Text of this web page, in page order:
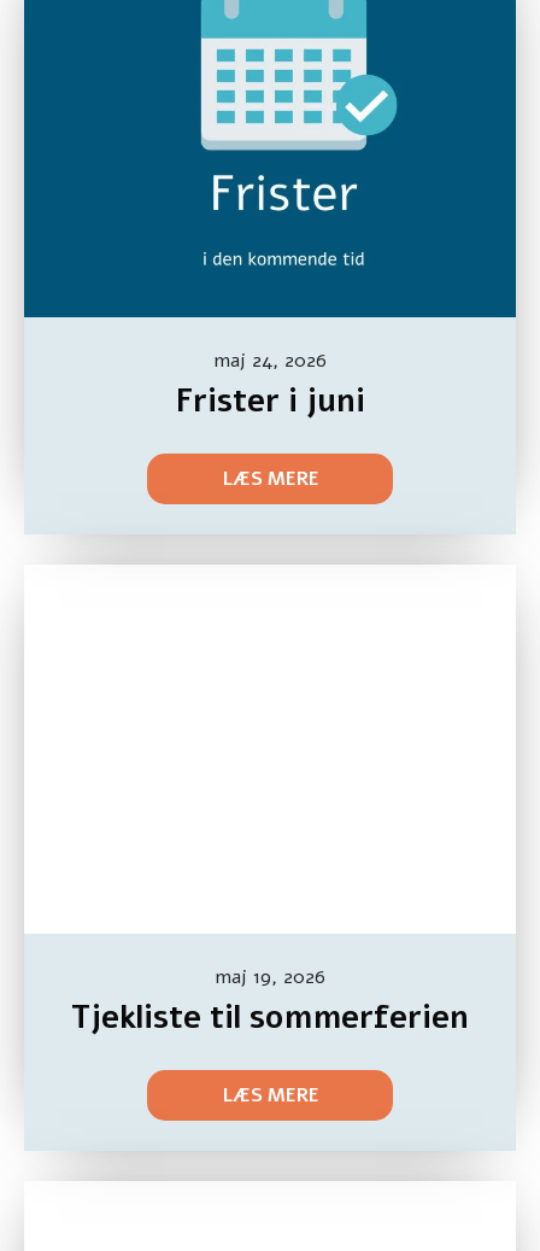
maj 24, 2026
Frister i juni
LÆS MERE
maj 19, 2026
Tjekliste til sommerferien
LÆS MERE